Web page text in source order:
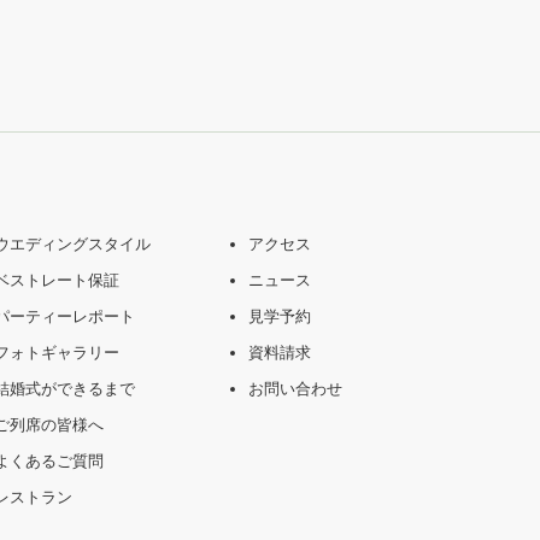
エディングスタイル
ストレート保証
ーティーレポート
ォトギャラリー
婚式ができるまで
列席の皆様へ
くあるご質問
ストラン
アクセス
ニュース
見学予約
資料請求
お問い合わせ